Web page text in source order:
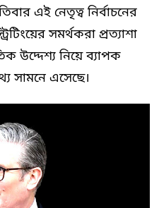
এই নেতৃত্ব নির্বাচনের
সমর্থকরা প্রত্যাশা
উদ্দেশ্য নিয়ে ব্যাপক
সামনে এসেছে।